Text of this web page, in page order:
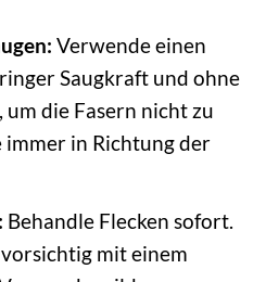
Verwende einen
Saugkraft und ohne
die Fasern nicht zu
immer in Richtung der
Behandle Flecken sofort.
mit einem